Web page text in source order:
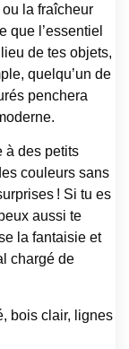
la fraîcheur
que l’essentiel
de tes objets,
quelqu’un de
penchera
à des petits
couleurs sans
! Si tu es
aussi te
la fantaisie et
chargé de
bois clair, lignes